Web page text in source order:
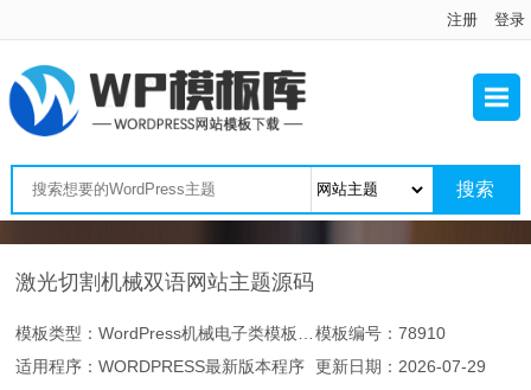
注册 登录
激光切割机械双语网站主题源码
模板编号：78910
适用程序：WORDPRESS最新版本程序 更新日期： 2026-07-29